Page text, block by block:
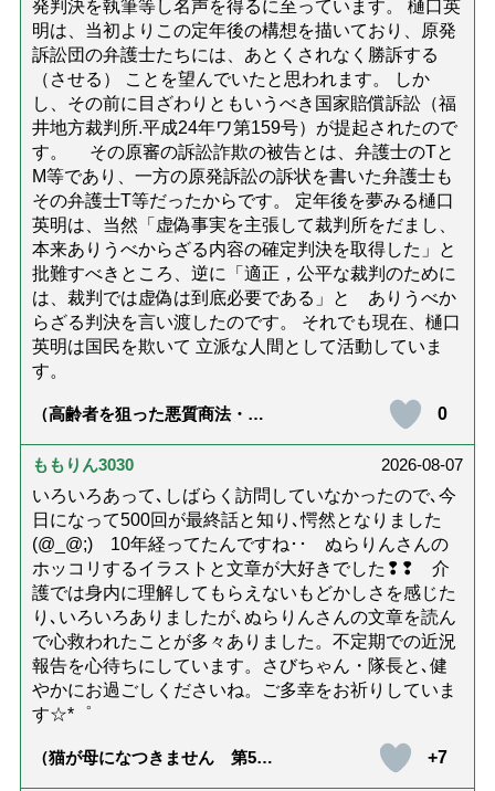
発判決を執筆等し名声を得るに至っています。 樋口英
明は、当初よりこの定年後の構想を描いており、原発
訴訟団の弁護士たちには、あとくされなく勝訴する
（させる） ことを望んでいたと思われます。 しか
し、その前に目ざわりともいうべき国家賠償訴訟（福
井地方裁判所.平成24年ワ第159号）が提起されたので
す。 その原審の訴訟詐欺の被告とは、弁護士のTと
M等であり、一方の原発訴訟の訴状を書いた弁護士も
その弁護士T等だったからです。 定年後を夢みる樋口
英明は、当然「虚偽事実を主張して裁判所をだまし、
本来ありうべからざる内容の確定判決を取得した」と
批難すべきところ、逆に「適正，公平な裁判のために
は、裁判では虚偽は到底必要である」と ありうべか
らざる判決を言い渡したのです。 それでも現在、樋口
英明は国民を欺いて 立派な人間として活動していま
す。
（高齢者を狙った悪質商法・訪
ないための4つの対策「騙されや
すい人の特徴は？」【社会福祉
0
ももりん3030
2026-08-07
いろいろあって､しばらく訪問していなかったので､今
日になって500回が最終話と知り､愕然となりました
(@_@;) 10年経ってたんですね･･ ぬらりんさんの
ホッコリするイラストと文章が大好きでした❢❢ 介
護では身内に理解してもらえないもどかしさを感じた
り､いろいろありましたが､ぬらりんさんの文章を読ん
で心救われたことが多々ありました。不定期での近況
報告を心待ちにしています。さびちゃん・隊長と､健
やかにお過ごしくださいね。ご多幸をお祈りしていま
す☆*゜
（猫が母になつきません 第500
+7